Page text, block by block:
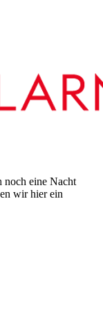
noch eine Nacht
wir hier ein